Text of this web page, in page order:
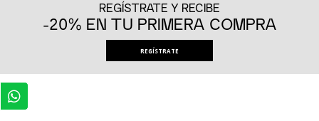
REGÍSTRATE Y RECIBE
-20% EN TU PRIMERA COMPRA
REGÍSTRATE